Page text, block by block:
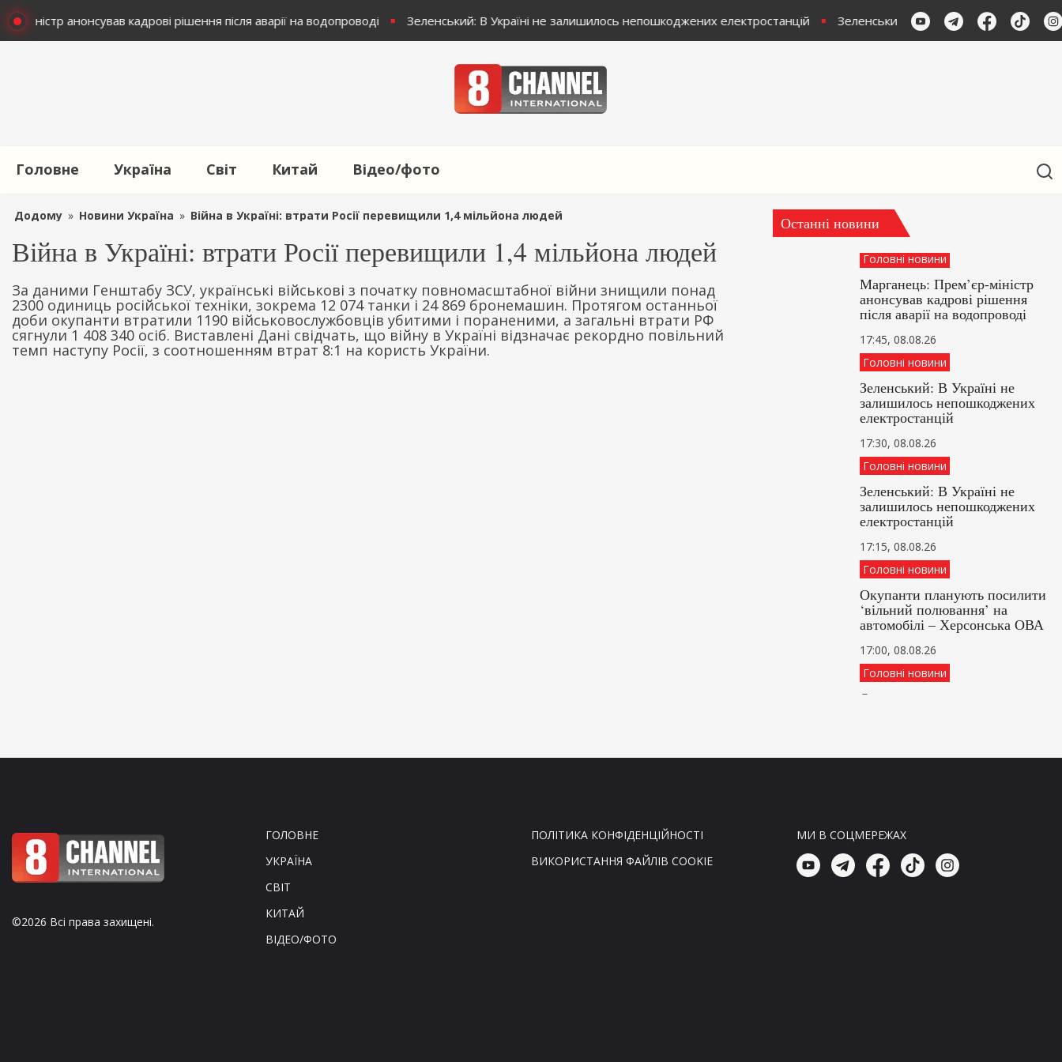
анонсував кадрові рішення після аварії на водопроводі Зеленський: В Україні не залишилось непошкоджених електростанцій Зеленський: В Україні не залишилось
Головне Україна Світ Китай Відео/фото
Додому » Новини Україна » Війна в Україні: втрати Росії перевищили 1,4 мільйона людей
Війна в Україні: втрати Росії перевищили 1,4 мільйона людей
За даними Генштабу ЗСУ, українські військові з початку повномасштабної війни знищили понад
2300 одиниць російської техніки, зокрема 12 074 танки і 24 869 бронемашин. Протягом останньої
доби окупанти втратили 1190 військовослужбовців убитими і пораненими, а загальні втрати РФ
сягнули 1 408 340 осіб. Виставлені Дані свідчать, що війну в Україні відзначає рекордно повільний
темп наступу Росії, з соотношенням втрат 8:1 на користь України.
Останні новини
Головні новини
Марганець: Прем’єр-міністр
анонсував кадрові рішення
після аварії на водопроводі
17:45, 08.08.26
Головні новини
Зеленський: В Україні не
залишилось непошкоджених
електростанцій
17:30, 08.08.26
Головні новини
Зеленський: В Україні не
залишилось непошкоджених
електростанцій
17:15, 08.08.26
Головні новини
Окупанти планують посилити
‘вільний полювання’ на
автомобілі – Херсонська ОВА
17:00, 08.08.26
Головні новини
Окупанти готуються до
герой-водій
16:30, 08.08.26
Головні новини
©2026 Всі права захищені.
ГОЛОВНЕ
УКРАЇНА
СВІТ
КИТАЙ
ВІДЕО/ФОТО
ПОЛІТИКА КОНФІДЕНЦІЙНОСТІ
ВИКОРИСТАННЯ ФАЙЛІВ COOKIE
МИ В СОЦМЕРЕЖАХ